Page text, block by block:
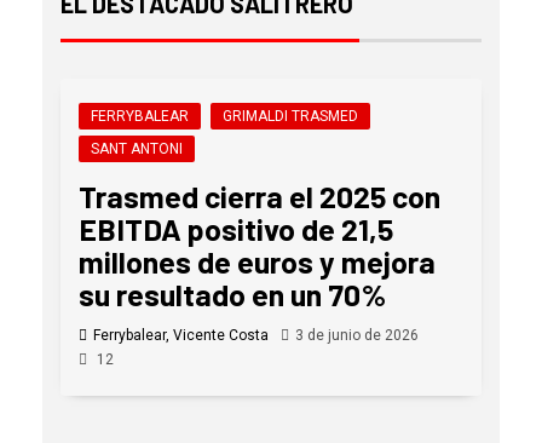
FERRYBALEAR
GRIMALDI TRASMED
SANT ANTONI
Trasmed cierra el 2025 con
EBITDA positivo de 21,5
millones de euros y mejora
su resultado en un 70%
Ferrybalear, Vicente Costa
3 de junio de 2026
12